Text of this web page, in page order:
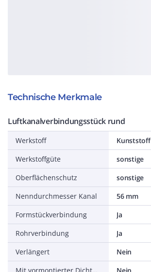
Technische Merkmale
Luftkanalverbindungsstück rund
Werkstoff
Kunststoff
Werkstoffgüte
sonstige
Oberflächenschutz
sonstige
Nenndurchmesser Kanal
56 mm
Formstückverbindung
Ja
Rohrverbindung
Ja
Verlängert
Nein